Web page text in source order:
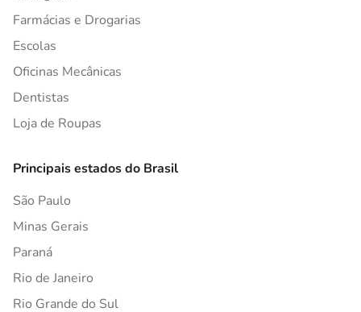
Farmácias e Drogarias
Escolas
Oficinas Mecânicas
Dentistas
Loja de Roupas
Principais estados do Brasil
São Paulo
Minas Gerais
Paraná
Rio de Janeiro
Rio Grande do Sul